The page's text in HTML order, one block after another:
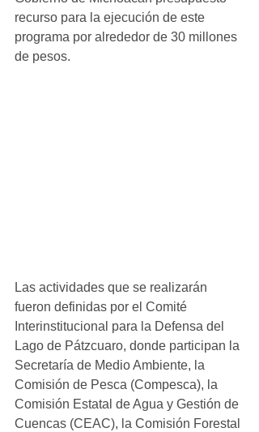
recurso para la ejecución de este
programa por alrededor de 30 millones
de pesos.
Las actividades que se realizarán
fueron definidas por el Comité
Interinstitucional para la Defensa del
Lago de Pátzcuaro, donde participan la
Secretaría de Medio Ambiente, la
Comisión de Pesca (Compesca), la
Comisión Estatal de Agua y Gestión de
Cuencas (CEAC), la Comisión Forestal